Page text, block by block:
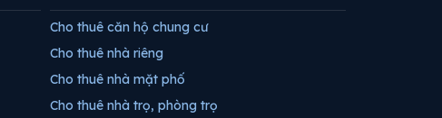
Cho thuê căn hộ chung cư
Cho thuê nhà riêng
Cho thuê nhà mặt phố
Cho thuê nhà trọ, phòng trọ